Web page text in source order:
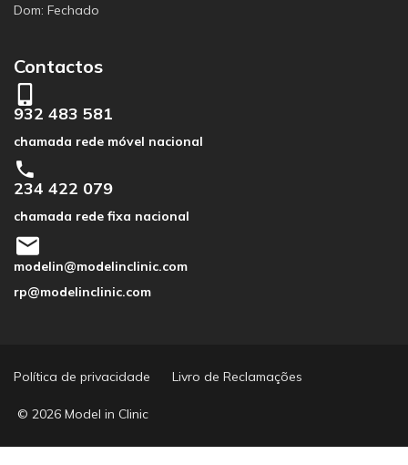
Dom: Fechado
Contactos
932 483 581
chamada rede móvel nacional
234 422 079
chamada rede fixa nacional
modelin@modelinclinic.com
rp@modelinclinic.com
© 2026 Model in Clinic
Política de privacidade Livro de Reclamações